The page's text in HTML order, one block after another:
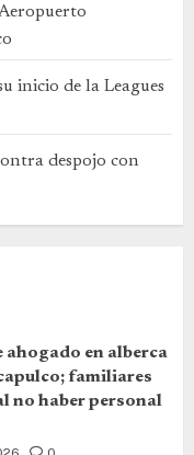
inicio de la Leagues
despojo con
ahogado en alberca
familiares
no haber personal